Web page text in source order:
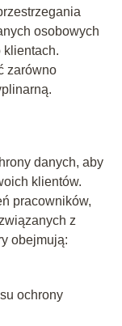
osobowych
klientach.
zarówno
danych, aby
klientów.
pracowników,
z
obejmują:
ochrony